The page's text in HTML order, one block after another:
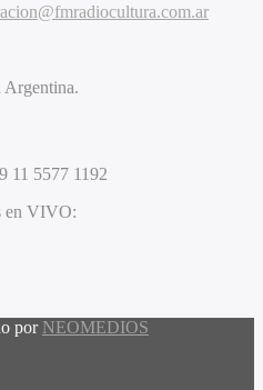
Argentina.
11 5577 1192
en VIVO:
por NEOMEDIOS